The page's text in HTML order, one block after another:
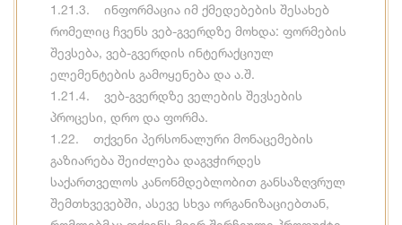
1.21.3. ინფორმაცია იმ ქმედებების შესახებ
რომელიც ჩვენს ვებ-გვერდზე მოხდა: ფორმების
შევსება, ვებ-გვერდის ინტერაქციულ
ელემენტების გამოყენება და ა.შ.
1.21.4. ვებ-გვერდზე ველების შევსების
პროცესი, დრო და ფორმა.
1.22. თქვენი პერსონალური მონაცემების
გაზიარება შეიძლება დაგვჭირდეს
საქართველოს კანონმდებლობით განსაზღვრულ
შემთხვევებში, ასევე სხვა ორგანიზაციებთან,